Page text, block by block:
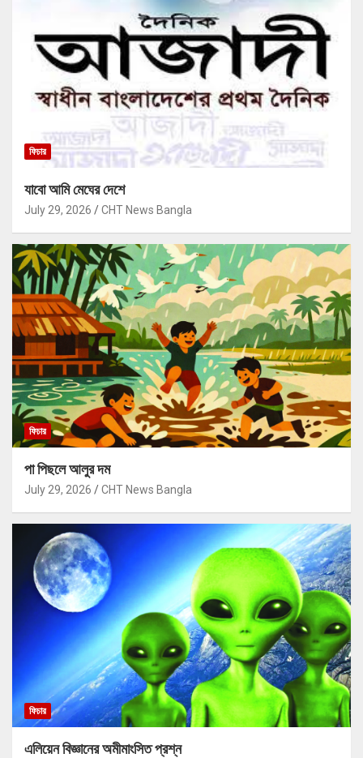
ফিচার
যাবো আমি মেঘের দেশে
July 29, 2026 CHT News Bangla
ফিচার
পা পিছলে আলুর দম
July 29, 2026 CHT News Bangla
ফিচার
এলিয়েন বিজ্ঞানের অমীমাংসিত প্রশ্ন